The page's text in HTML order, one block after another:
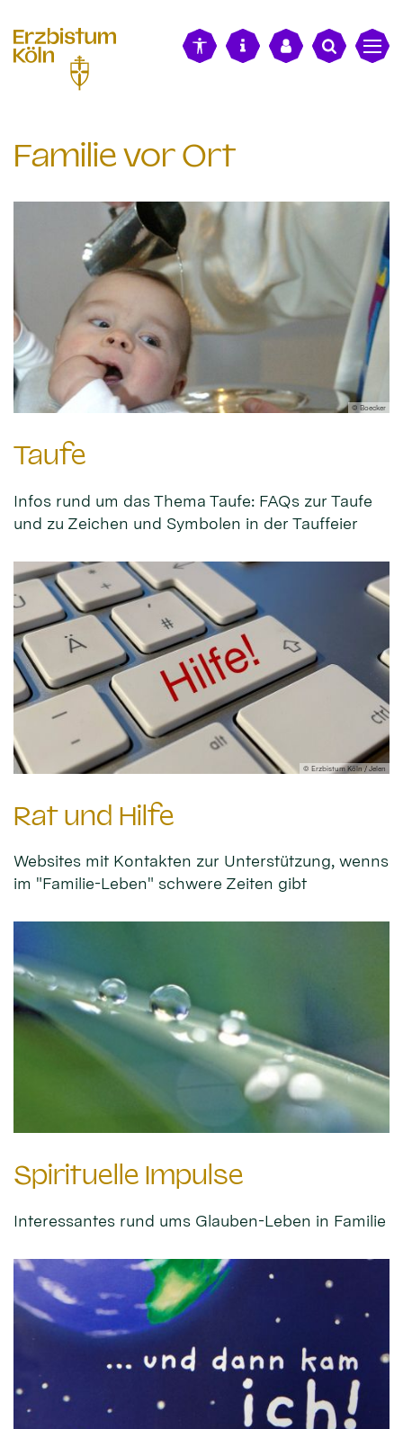
Familie vor Ort
© Boecker
Taufe
Infos rund um das Thema Taufe: FAQs zur Taufe
und zu Zeichen und Symbolen in der Tauffeier
© Erzbistum Köln / Jelen
Rat und Hilfe
Websites mit Kontakten zur Unterstützung, wenns
im "Familie-Leben" schwere Zeiten gibt
Spirituelle Impulse
Interessantes rund ums Glauben-Leben in Familie